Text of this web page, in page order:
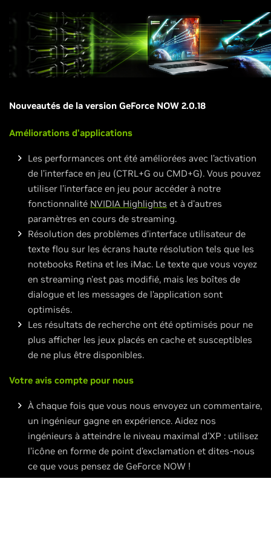
Nouveautés de la version GeForce NOW 2.0.18
Améliorations d'applications
Les performances ont été améliorées avec l’activation
de l’interface en jeu (CTRL+G ou CMD+G). Vous pouvez
utiliser l’interface en jeu pour accéder à notre
fonctionnalité NVIDIA Highlights et à d'autres
paramètres en cours de streaming.
Résolution des problèmes d’interface utilisateur de
texte flou sur les écrans haute résolution tels que les
notebooks Retina et les iMac. Le texte que vous voyez
en streaming n'est pas modifié, mais les boîtes de
dialogue et les messages de l’application sont
optimisés.
Les résultats de recherche ont été optimisés pour ne
plus afficher les jeux placés en cache et susceptibles
de ne plus être disponibles.
Votre avis compte pour nous
À chaque fois que vous nous envoyez un commentaire,
un ingénieur gagne en expérience. Aidez nos
ingénieurs à atteindre le niveau maximal d'XP : utilisez
l’icône en forme de point d’exclamation et dites-nous
ce que vous pensez de GeForce NOW !